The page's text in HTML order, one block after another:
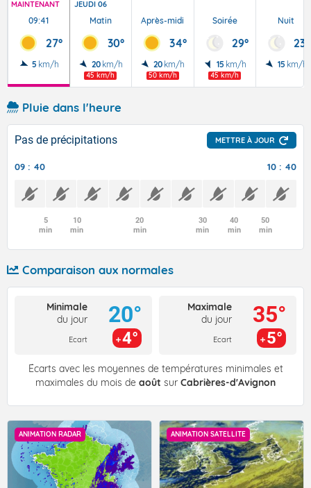
MAINTENANT
09:41
27°
5 km/h
JEUDI 06
Matin
30°
20 km/h
45 km/h
Après-midi
34°
20 km/h
50 km/h
Soirée
29°
15 km/h
45 km/h
Nuit
23°
15 km/h
Pluie dans l'heure
Pas de précipitations METTRE À JOUR
09 : 40 10 : 40
5
min
10
min
20
min
30
min
40
min
50
min
Comparaison aux normales
Minimale
du jour
Ecart
20°
4°
Maximale
du jour
Ecart
35°
5°
Écarts avec les moyennes de températures minimales et
maximales du mois de août sur Cabrières-d'Avignon
ANIMATION RADAR ANIMATION SATELLITE